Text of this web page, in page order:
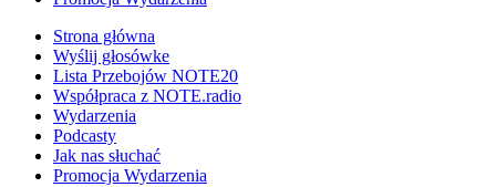
Strona główna
Wyślij głosówke
Lista Przebojów NOTE20
Współpraca z NOTE.radio
Wydarzenia
Podcasty
Jak nas słuchać
Promocja Wydarzenia